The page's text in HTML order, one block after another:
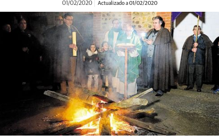
01/02/2020 Actualizado a 01/02/2020